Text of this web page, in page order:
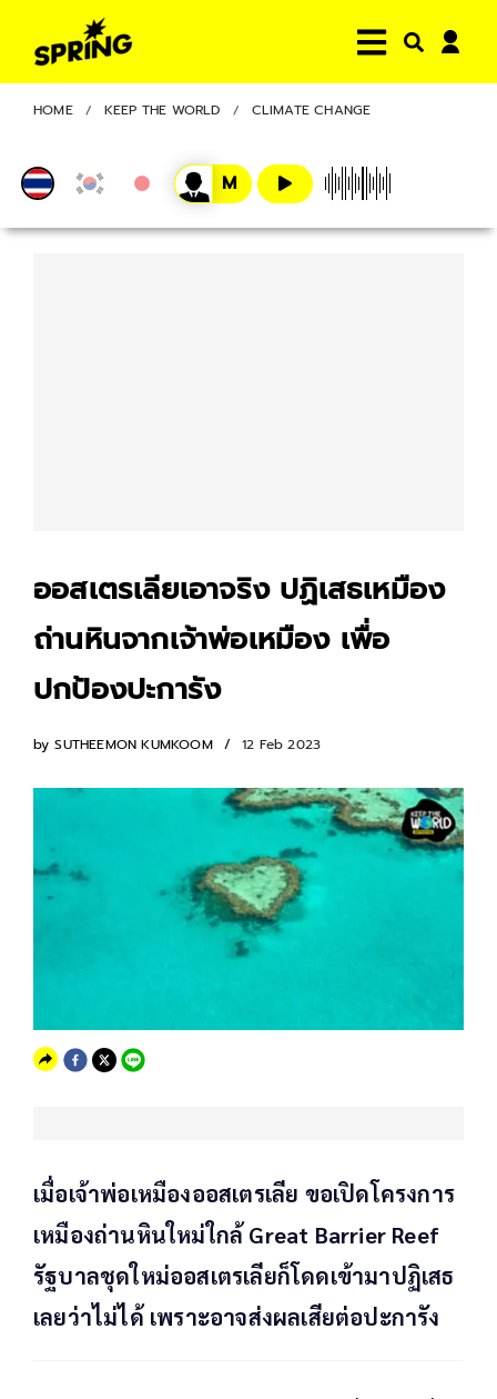
HOME KEEP THE WORLD CLIMATE CHANGE
ออสเตรเลียเอาจริง ปฏิเสธเหมือง
ถ่านหินจากเจ้าพ่อเหมือง เพื่อ
ปกป้องปะการัง
by SUTHEEMON KUMKOOM 12 Feb 2023
เมื่อเจ้าพ่อเหมืองออสเตรเลีย ขอเปิดโครงการ
เหมืองถ่านหินใหม่ใกล้ Great Barrier Reef
รัฐบาลชุดใหม่ออสเตรเลียก็โดดเข้ามาปฏิเสธ
เลยว่าไม่ได้ เพราะอาจส่งผลเสียต่อปะการัง